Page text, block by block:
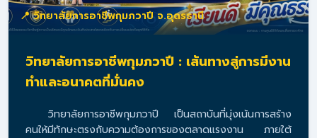
📍 วิทยาลัยการอาชีพกุมภวาปี จ.อุดรธานี
วิทยาลัยการอาชีพกุมภวาปี : เส้นทางสู่การมีงาน
ทำและอนาคตที่มั่นคง
วิทยาลัยการอาชีพกุมภวาปี เป็นสถาบันที่มุ่งเน้นการสร้าง
คนให้มีทักษะตรงกับความต้องการของตลาดแรงงาน ภายใต้